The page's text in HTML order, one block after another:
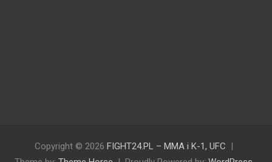
Copyright © 2026 FIGHT24.PL – MMA i K-1, UFC